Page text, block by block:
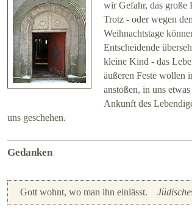
wir Gefahr, das große
Trotz - oder wegen
Weihnachtstage
Entscheidende
kleine Kind - das
äußeren Feste wollen
anstoßen, in uns
Ankunft des
uns geschehen.
Gedanken
Gott wohnt, wo man ihn einlässt.